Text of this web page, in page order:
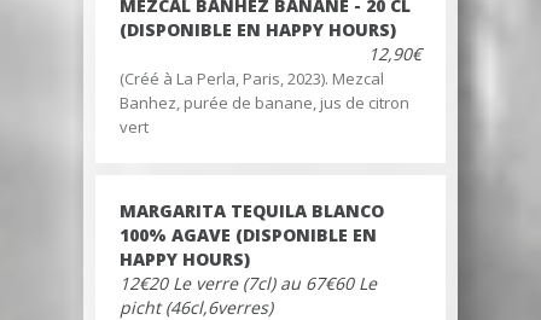
MEZCAL BANHEZ BANANE - 20 CL
(DISPONIBLE EN HAPPY HOURS)
12,90€
(Créé à La Perla, Paris, 2023). Mezcal
Banhez, purée de banane, jus de citron
vert
MARGARITA TEQUILA BLANCO
100% AGAVE (DISPONIBLE EN
HAPPY HOURS)
12€20 Le verre (7cl) au 67€60 Le
picht (46cl,6verres)